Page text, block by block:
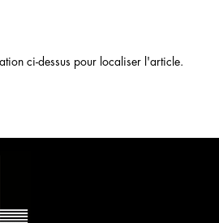
ci-dessus pour localiser l'article.